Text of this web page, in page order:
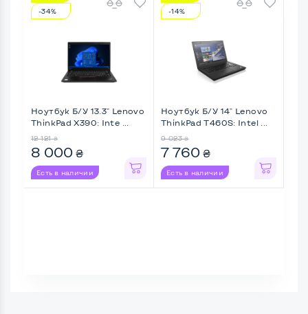
-34%
Ноутбук Б/У 13.3" Lenovo
ThinkPad X390: Inte ...
12 121 ₴
8 000 ₴
Есть в наличии
-14%
Ноутбук Б/У 14" Lenovo
ThinkPad T460S: Intel ...
9 023 ₴
7 760 ₴
Есть в наличии